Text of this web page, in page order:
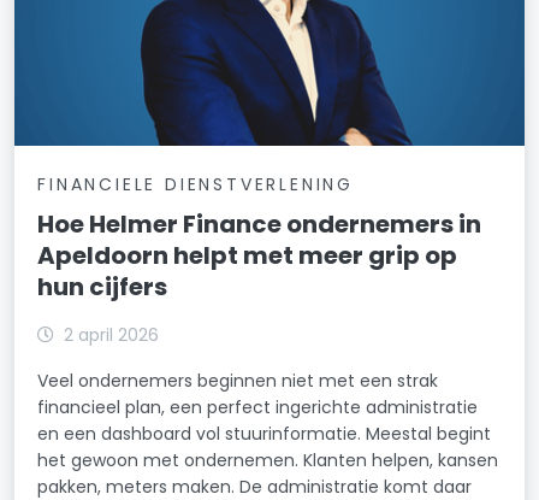
FINANCIELE DIENSTVERLENING
Hoe Helmer Finance ondernemers in
Apeldoorn helpt met meer grip op
hun cijfers
2 april 2026
Veel ondernemers beginnen niet met een strak
financieel plan, een perfect ingerichte administratie
en een dashboard vol stuurinformatie. Meestal begint
het gewoon met ondernemen. Klanten helpen, kansen
pakken, meters maken. De administratie komt daar